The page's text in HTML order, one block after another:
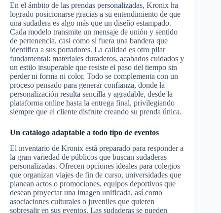
En el ámbito de las prendas personalizadas, Kronix ha
logrado posicionarse gracias a su entendimiento de que
una sudadera es algo más que un diseño estampado.
Cada modelo transmite un mensaje de unión y sentido
de pertenencia, casi como si fuera una bandera que
identifica a sus portadores. La calidad es otro pilar
fundamental: materiales duraderos, acabados cuidados y
un estilo insuperable que resiste el paso del tiempo sin
perder ni forma ni color. Todo se complementa con un
proceso pensado para generar confianza, donde la
personalización resulta sencilla y agradable, desde la
plataforma online hasta la entrega final, privilegiando
siempre que el cliente disfrute creando su prenda única.
Un catálogo adaptable a todo tipo de eventos
El inventario de Kronix está preparado para responder a
la gran variedad de públicos que buscan sudaderas
personalizadas. Ofrecen opciones ideales para colegios
que organizan viajes de fin de curso, universidades que
planean actos o promociones, equipos deportivos que
desean proyectar una imagen unificada, así como
asociaciones culturales o juveniles que quieren
sobresalir en sus eventos. Las sudaderas se pueden